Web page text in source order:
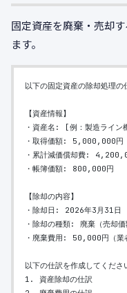
固定資産を廃棄・売却
ます。
以下の固定資産の除却処理の
【資産情報】
・資産名: [例：製造ライン
・取得価額: 5,000,000円
・累計減価償却費:
・帳簿価額: 800,000円
【除却の内容】
・除却日: 2026年3月31日
・除却の種類: 廃棄（売却価
・廃棄費用: 50,000円（業
以下の仕訳を作成してくださ
1. 資産除却の仕訳